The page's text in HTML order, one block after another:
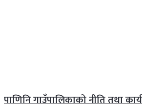
पाणिनि गाउँपालिकाको नीति तथा